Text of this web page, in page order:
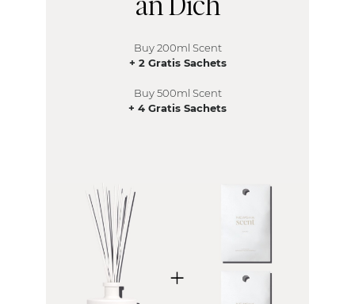
Buy 200ml Scent
+ 2 Gratis Sachets
Buy 500ml Scent
+ 4 Gratis Sachets